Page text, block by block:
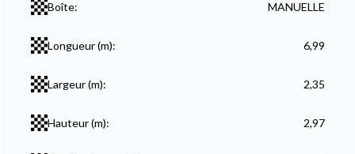
Boîte: MANUELLE
Longueur (m): 6,99
Largeur (m): 2,35
Hauteur (m): 2,97